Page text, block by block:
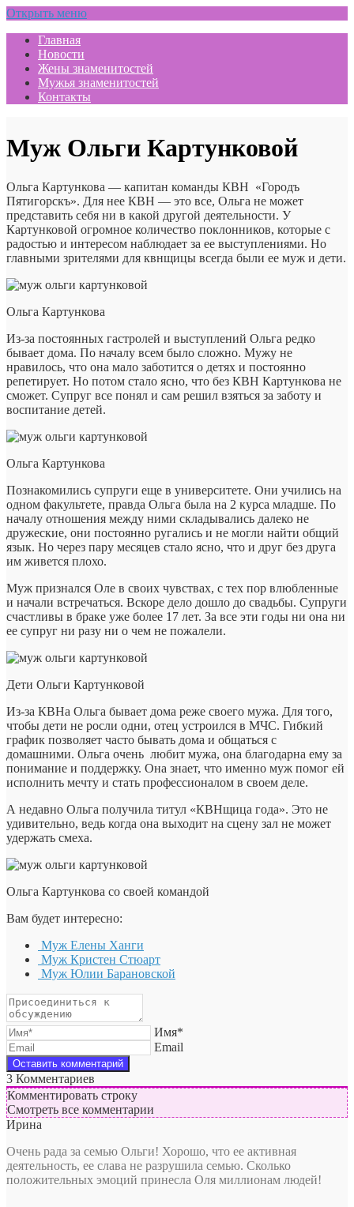
Открыть меню
Главная
Новости
Жены знаменитостей
Мужья знаменитостей
Контакты
Муж Ольги Картунковой
Ольга Картункова — капитан команды КВН «Городъ
Пятигорскъ». Для нее КВН — это все, Ольга не может
представить себя ни в какой другой деятельности. У
Картунковой огромное количество поклонников, которые с
радостью и интересом наблюдает за ее выступлениями. Но
главными зрителями для квнщицы всегда были ее муж и дети.
Ольга Картункова
Из-за постоянных гастролей и выступлений Ольга редко
бывает дома. По началу всем было сложно. Мужу не
нравилось, что она мало заботится о детях и постоянно
репетирует. Но потом стало ясно, что без КВН Картункова не
сможет. Супруг все понял и сам решил взяться за заботу и
воспитание детей.
Ольга Картункова
Познакомились супруги еще в университете. Они учились на
одном факультете, правда Ольга была на 2 курса младше. По
началу отношения между ними складывались далеко не
дружеские, они постоянно ругались и не могли найти общий
язык. Но через пару месяцев стало ясно, что и друг без друга
им живется плохо.
Муж признался Оле в своих чувствах, с тех пор влюбленные
и начали встречаться. Вскоре дело дошло до свадьбы. Супруги
счастливы в браке уже более 17 лет. За все эти годы ни она ни
ее супруг ни разу ни о чем не пожалели.
Дети Ольги Картунковой
Из-за КВНа Ольга бывает дома реже своего мужа. Для того,
чтобы дети не росли одни, отец устроился в МЧС. Гибкий
график позволяет часто бывать дома и общаться с
домашними. Ольга очень любит мужа, она благодарна ему за
понимание и поддержку. Она знает, что именно муж помог ей
исполнить мечту и стать профессионалом в своем деле.
А недавно Ольга получила титул «КВНщица года». Это не
удивительно, ведь когда она выходит на сцену зал не может
удержать смеха.
Ольга Картункова со своей командой
Вам будет интересно:
Муж Елены Ханги
Муж Кристен Стюарт
Муж Юлии Барановской
Имя*
Email
3 Комментариев
Комментировать строку
Смотреть все комментарии
Ирина
Очень рада за семью Ольги! Хорошо, что ее активная
деятельность, ее слава не разрушила семью. Сколько
положительных эмоций принесла Оля миллионам людей!